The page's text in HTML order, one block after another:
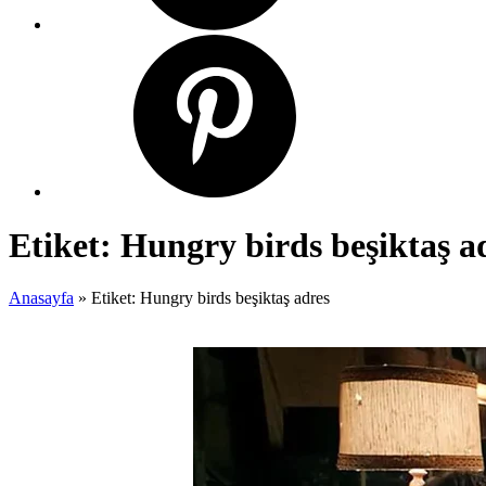
Etiket: Hungry birds beşiktaş
Anasayfa » Etiket: Hungry birds beşiktaş adres